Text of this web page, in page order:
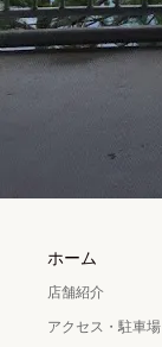
ホーム
店舗紹介
アクセス・駐車場